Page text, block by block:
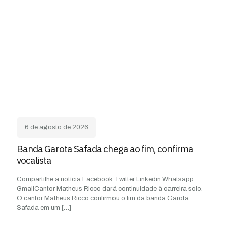
6 de agosto de 2026
Banda Garota Safada chega ao fim, confirma
vocalista
Compartilhe a notícia Facebook Twitter Linkedin Whatsapp
GmailCantor Matheus Ricco dará continuidade à carreira solo.
O cantor Matheus Ricco confirmou o fim da banda Garota
Safada em um […]